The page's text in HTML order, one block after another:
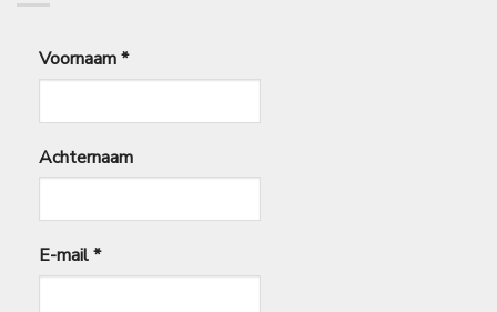
Voornaam*
Achternaam
E-mail*